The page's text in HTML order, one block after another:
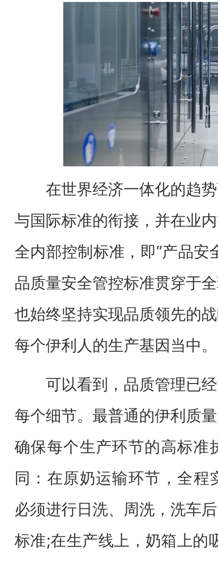
在世界经济一体化的趋势
与国际标准的衔接，并在业
全内部控制标准，即“产品安
品质量安全管控标准贯穿于
也始终坚持实现品质领先的
每个伊利人的生产基因当中。
可以看到，品质管理已经
每个细节。最普通的伊利质
确保每个生产环节的高标准
同：在原奶运输环节，全程
必须进行日洗、周洗，洗车
标准;在生产线上，奶箱上的